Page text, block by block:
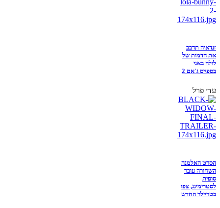
זנדאיה תדבב
את הדמות של
לולה באני
בספייס ג'אם 2
עדי פרל
הסרט האלמנה
השחורה עובר
סופית
לסטרימינג, צפו
בטריילר החדש